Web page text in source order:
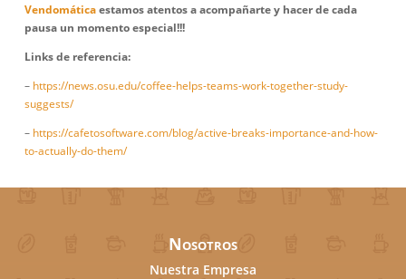
Vendomáticaestamos atentos a acompañarte y hacer de cada
pausa un momento especial!!!
Links de referencia:
– https://news.osu.edu/coffee-helps-teams-work-together-study-
suggests/
– https://cafetosoftware.com/blog/active-breaks-importance-and-how-
to-actually-do-them/
Nosotros
Nuestra Empresa